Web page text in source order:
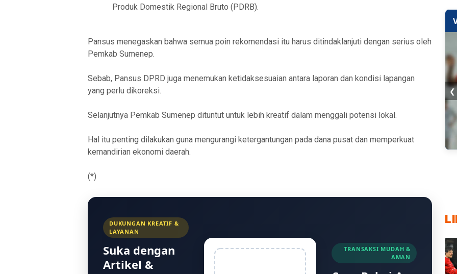
Produk Domestik Regional Bruto (PDRB).
Pansus menegaskan bahwa semua poin rekomendasi itu harus ditindaklanjuti dengan serius oleh
Pemkab Sumenep.
Sebab, Pansus DPRD juga menemukan ketidaksesuaian antara laporan dan kondisi lapangan
yang perlu dikoreksi.
Selanjutnya Pemkab Sumenep dituntut untuk lebih kreatif dalam menggali potensi lokal.
Hal itu penting dilakukan guna mengurangi ketergantungan pada dana pusat dan memperkuat
kemandirian ekonomi daerah.
(*)
DUKUNGAN KREATIF &
LAYANAN
Suka dengan
Artikel &
TRANSAKSI MUDAH &
AMAN
❮